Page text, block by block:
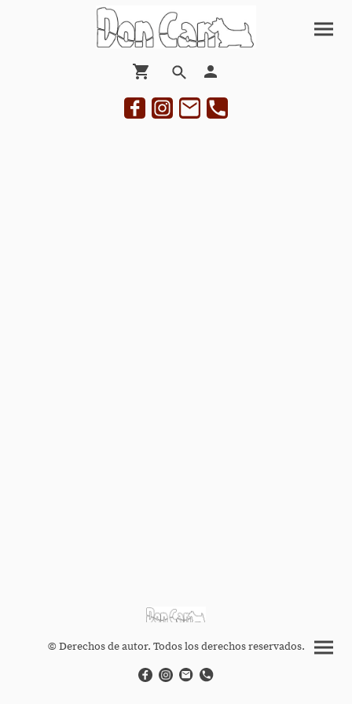
© Derechos de autor. Todos los derechos reservados.